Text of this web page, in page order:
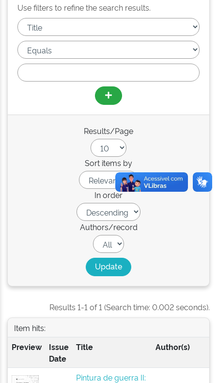
Use filters to refine the search results.
Results/Page
Sort items by
In order
Authors/record
Results 1-1 of 1 (Search time: 0.002 seconds).
Item hits:
Preview
Issue
Date
Title Author(s)
Pintura de guerra II: